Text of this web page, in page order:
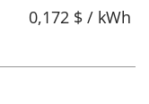
0,172 $ / kWh